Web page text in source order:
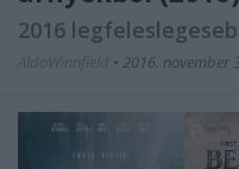
2016
• 2016. november